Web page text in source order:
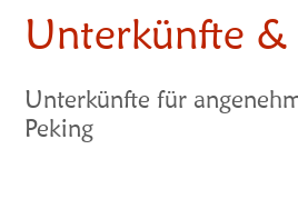
Unterkünfte &
Unterkünfte für
Peking